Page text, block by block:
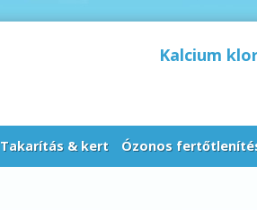
Kalcium
Takarítás & kert Ózonos